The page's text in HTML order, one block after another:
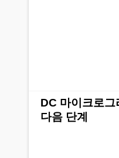
DC 마이크로그
다음 단계